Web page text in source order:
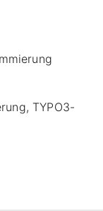
TYPO3-